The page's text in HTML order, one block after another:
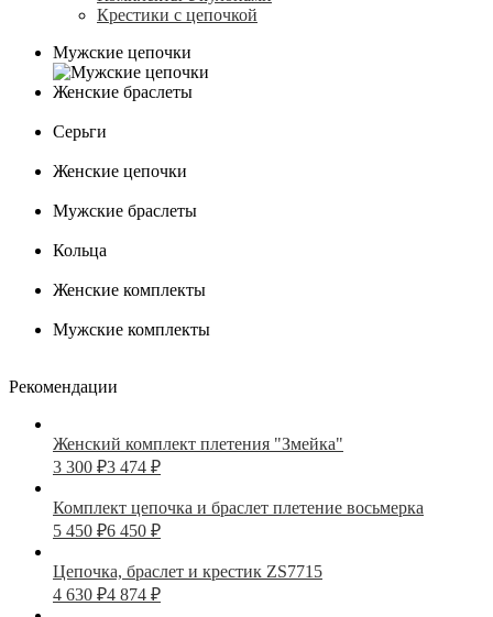
Крестики с цепочкой
Мужские цепочки
Женские браслеты
Серьги
Женские цепочки
Мужские браслеты
Кольца
Женские комплекты
Мужские комплекты
Рекомендации
Женский комплект плетения "Змейка"
3 300 ₽3 474 ₽
Комплект цепочка и браслет плетение восьмерка
5 450 ₽6 450 ₽
Цепочка, браслет и крестик ZS7715
4 630 ₽4 874 ₽